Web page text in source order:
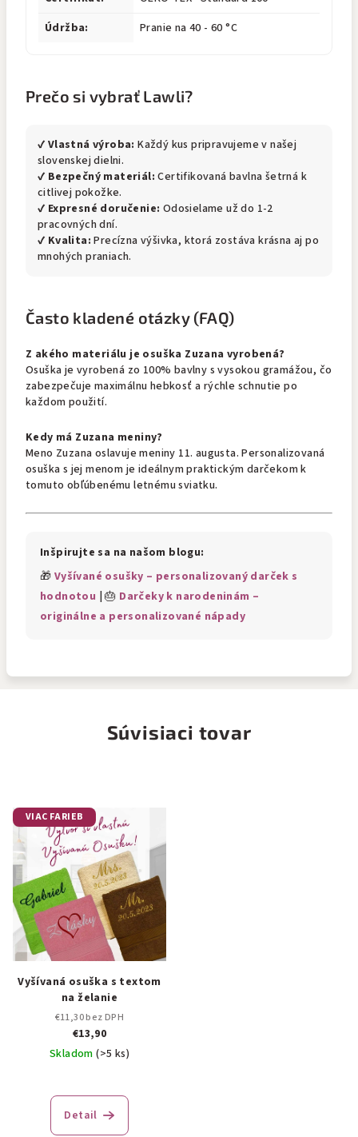
Údržba:
Pranie na 40 - 60 °C
Prečo si vybrať Lawli?
✔ Vlastná výroba: Každý kus pripravujeme v našej
slovenskej dielni.
✔ Bezpečný materiál: Certifikovaná bavlna šetrná k
citlivej pokožke.
✔ Expresné doručenie: Odosielame už do 1-2
pracovných dní.
✔ Kvalita: Precízna výšivka, ktorá zostáva krásna aj po
mnohých praniach.
Často kladené otázky (FAQ)
Z akého materiálu je osuška Zuzana vyrobená?
Osuška je vyrobená zo 100% bavlny s vysokou gramážou, čo
zabezpečuje maximálnu hebkosť a rýchle schnutie po
každom použití.
Kedy má Zuzana meniny?
Meno Zuzana oslavuje meniny 11. augusta. Personalizovaná
osuška s jej menom je ideálnym praktickým darčekom k
tomuto obľúbenému letnému sviatku.
Inšpirujte sa na našom blogu:
🎁 Vyšívané osušky – personalizovaný darček s
hodnotou | 🎂 Darčeky k narodeninám –
originálne a personalizované nápady
Súvisiaci tovar
VIAC FARIEB
Vyšívaná osuška s textom
na želanie
€11,30 bez DPH
€13,90
Skladom(>5 ks)
hodnotenie
produktu
Detail